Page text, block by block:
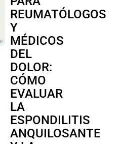
REUMATÓLOGOS
Y
MÉDICOS
DEL
DOLOR:
CÓMO
EVALUAR
LA
ESPONDILITIS
ANQUILOSANTE